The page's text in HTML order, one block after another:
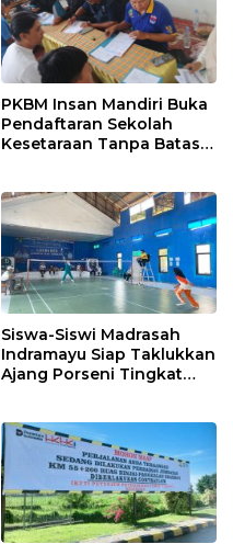
PKBM Insan Mandiri Buka
Pendaftaran Sekolah
Kesetaraan Tanpa Batas
Siswa-Siswi Madrasah
Indramayu Siap Taklukkan
Ajang Porseni Tingkat